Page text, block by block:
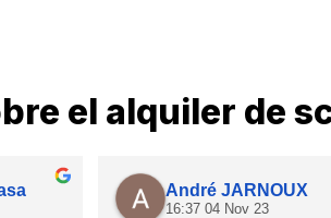
el alquiler de
André JARNOUX
16:37 04 Nov 23